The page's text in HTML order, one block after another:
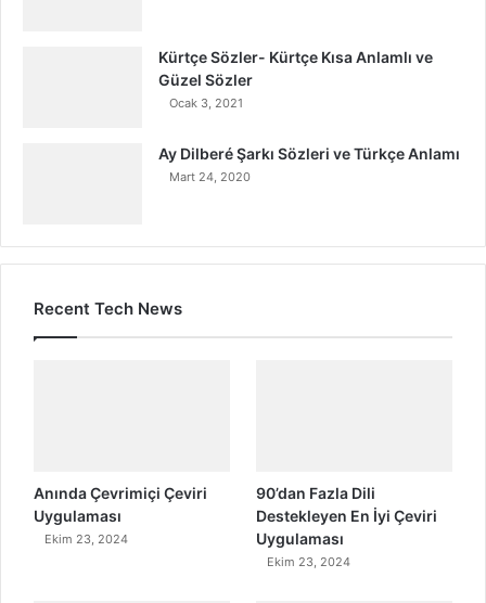
Kürtçe Sözler- Kürtçe Kısa Anlamlı ve
Güzel Sözler
Ocak 3, 2021
Ay Dilberé Şarkı Sözleri ve Türkçe Anlamı
Mart 24, 2020
Recent Tech News
Anında Çevrimiçi Çeviri
Uygulaması
Ekim 23, 2024
90’dan Fazla Dili
Destekleyen En İyi Çeviri
Uygulaması
Ekim 23, 2024